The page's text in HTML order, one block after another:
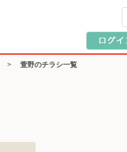
> 萱野のチラシ一覧